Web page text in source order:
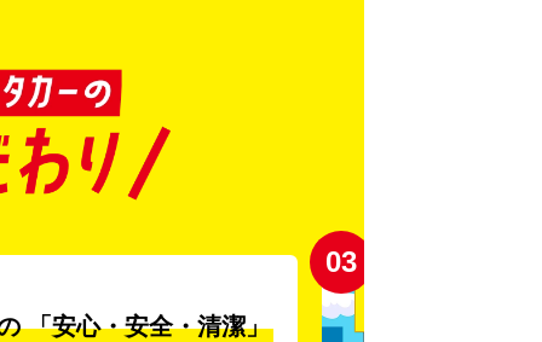
「安心・安全・清潔」
03